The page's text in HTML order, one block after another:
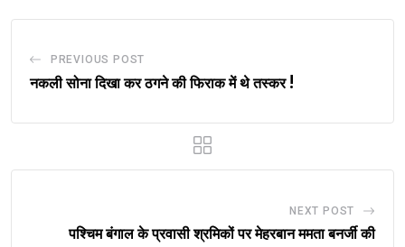
PREVIOUS POST
नकली सोना दिखा कर ठगने की फिराक में थे तस्कर !
NEXT POST
पश्चिम बंगाल के प्रवासी श्रमिकों पर मेहरबान ममता बनर्जी की